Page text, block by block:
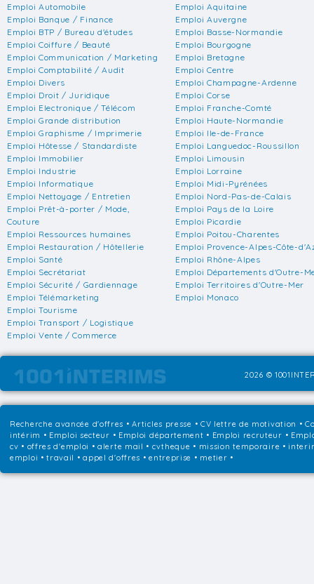
Emploi Automobile
Emploi Banque / Finance
Emploi BTP / Bureau d'études
Emploi Coiffure / Beauté
Emploi Communication / Marketing
Emploi Comptabilité / Audit
Emploi Divers
Emploi Droit / Juridique
Emploi Electronique / Télécom
Emploi Grande distribution
Emploi Graphisme / Imprimerie
Emploi Hôtesse / Standardiste
Emploi Immobilier
Emploi Industrie
Emploi Informatique
Emploi Nettoyage / Entretien
Emploi Prêt-à-porter / Mode,
Couture
Emploi Ressources humaines
Emploi Restauration / Hôtellerie
Emploi Santé
Emploi Secrétariat
Emploi Sécurité / Gardiennage
Emploi Télémarketing
Emploi Tourisme
Emploi Transport / Logistique
Emploi Vente / Commerce
Emploi Aquitaine
Emploi Auvergne
Emploi Basse-Normandie
Emploi Bourgogne
Emploi Bretagne
Emploi Centre
Emploi Champagne-Ardenne
Emploi Corse
Emploi Franche-Comté
Emploi Haute-Normandie
Emploi Ile-de-France
Emploi Languedoc-Roussillon
Emploi Limousin
Emploi Lorraine
Emploi Midi-Pyrénées
Emploi Nord-Pas-de-Calais
Emploi Pays de la Loire
Emploi Picardie
Emploi Poitou-Charentes
Emploi Provence-Alpes-Côte-
Emploi Rhône-Alpes
Emploi Départements d'Outre-
Emploi Territoires d'Outre-Mer
Emploi Monaco
2026 ©
Recherche avancée d'offres •Articles presse • CV lettre de motivation •
intérim • Emploi secteur • Emploi département • Emploi recruteur •
cv • offres d'emploi • alerte mail • cvtheque • mission temporaire •
emploi • travail • appel d'offres • entreprise • metier •